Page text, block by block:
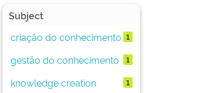
Subject
criação do conhecimento 1
gestão do conhecimento 1
knowledge creation 1